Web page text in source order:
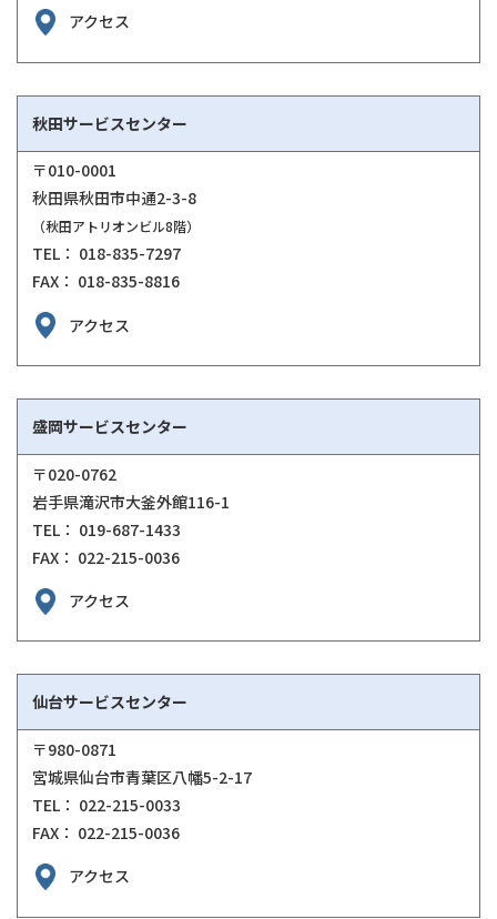
アクセス
秋田サービスセンター
〒010-0001
秋田県秋田市中通2-3-8
（秋田アトリオンビル8階）
TEL： 018-835-7297
FAX： 018-835-8816
アクセス
盛岡サービスセンター
〒020-0762
岩手県滝沢市大釜外館116-1
TEL： 019-687-1433
FAX： 022-215-0036
アクセス
仙台サービスセンター
〒980-0871
宮城県仙台市青葉区八幡5-2-17
TEL： 022-215-0033
FAX： 022-215-0036
アクセス